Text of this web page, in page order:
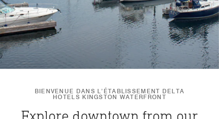
BIENVENUE DANS L’ÉTABLISSEMENT DELTA
HOTELS KINGSTON WATERFRONT